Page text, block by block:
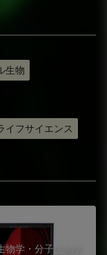
生物
イフサイエンス
学・分子生物学